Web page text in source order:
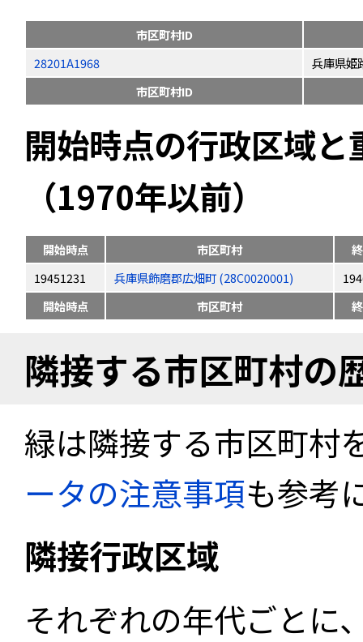
市区町村ID
28201A1968
兵庫県姫
市区町村ID
開始時点の行政区域
（1970年以前）
開始時点 市区町村
19451231
兵庫県飾磨郡広畑町 (28C0020001)
開始時点
市区町村
隣接する市区町村の
緑は隣接する市区町村
ータの注意事項も参考
隣接行政区域
それぞれの年代ごとに